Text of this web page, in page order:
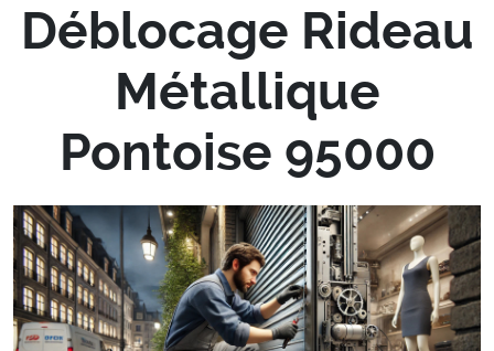
Déblocage Rideau
Métallique
Pontoise 95000